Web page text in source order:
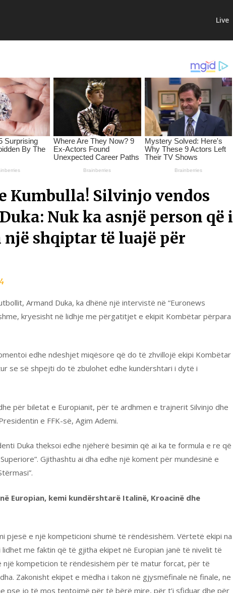
Live
Kumbulla! Silvinjo vendos
Nuk ka asnjë person që i
shqiptar të luajë për
Armand Duka, ka dhënë një intervistë në “Euronews
kryesisht në lidhje me përgatitjet e ekipit Kombëtar përpara
edhe ndeshjet miqësore që do të zhvillojë ekipi Kombëtar
se së shpejti do të zbulohet edhe kundërshtari i dytë i
për biletat e Europianit, për të ardhmen e trajnerit Silvinjo dhe
e FFK-së, Agim Ademi.
Duka theksoi edhe njëherë besimin që ai ka te formula e re që
Gjithashtu ai dha edhe një koment për mundësinë e
Europian, kemi kundërshtarë Italinë, Kroacinë dhe
pjesë e një kompeticioni shumë të rëndësishëm. Vërtetë ekipi na
me faktin që të gjitha ekipet në Europian janë të nivelit të
një kompeticion të rëndësishëm për të matur forcat, për të
Zakonisht ekipet e mëdha i takon në gjysmëfinale në finale, ne
pse jo të mos tentojmë për të bërë mire, për t’i sfiduar dhe për